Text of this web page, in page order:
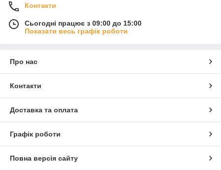
Контакти
Сьогодні працює з 09:00 до 15:00
Показати весь графік роботи
Про нас
Контакти
Доставка та оплата
Графік роботи
Повна версія сайту